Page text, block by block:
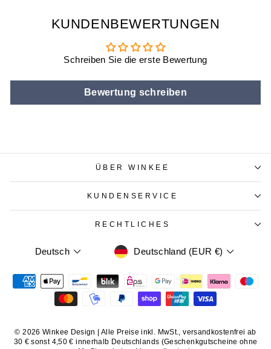
KUNDENBEWERTUNGEN
Schreiben Sie die erste Bewertung
Bewertung schreiben
ÜBER WINKEE
KUNDENSERVICE
RECHTLICHES
SPRACHE
Deutsch WÄHRUNG
Deutschland (EUR €)
© 2026 Winkee Design | Alle Preise inkl. MwSt., versandkostenfrei ab
30 € sonst 4,50 € innerhalb Deutschlands (Geschenkgutscheine ohne